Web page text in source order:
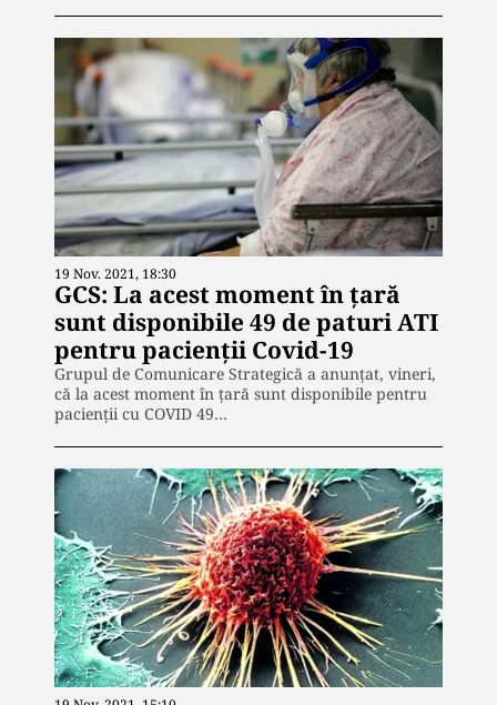
19 Nov. 2021, 18:30
GCS: La acest moment în ţară
sunt disponibile 49 de paturi ATI
pentru pacienții Covid-19
Grupul de Comunicare Strategică a anunţat, vineri,
că la acest moment în ţară sunt disponibile pentru
pacienţii cu COVID 49…